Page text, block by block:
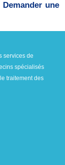
Demander une
services de
spécialisés
traitement des